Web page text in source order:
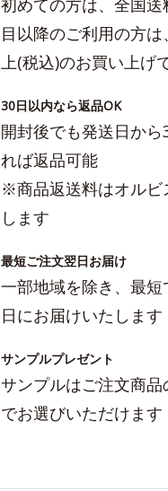
初めての方は、全国送
目以降のご利用の方
上(税込)のお買い上げ
30日以内なら返品OK
開封後でも発送日か
れば返品可能
※商品返送料はオルビ
します
最短ご注文翌日お届け
一部地域を除き、最短
日にお届けいたします
サンプルプレゼント
サンプルはご注文商品
でお選びいただけます